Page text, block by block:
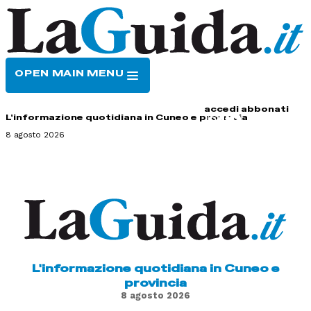
OPEN MAIN MENU
accedi abbonati
L'informazione quotidiana in Cuneo e provincia
8 agosto 2026
L'informazione quotidiana in Cuneo e
provincia
8 agosto 2026